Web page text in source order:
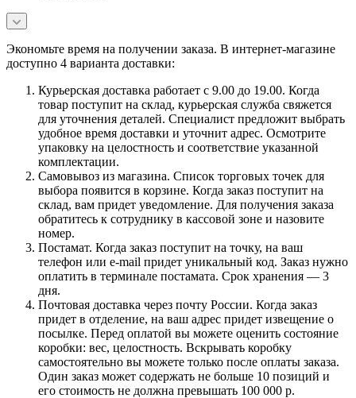
Экономьте время на получении заказа. В интернет-магазине
доступно 4 варианта доставки:
Курьерская доставка работает с 9.00 до 19.00. Когда
товар поступит на склад, курьерская служба свяжется
для уточнения деталей. Специалист предложит выбрать
удобное время доставки и уточнит адрес. Осмотрите
упаковку на целостность и соответствие указанной
комплектации.
Самовывоз из магазина. Список торговых точек для
выбора появится в корзине. Когда заказ поступит на
склад, вам придет уведомление. Для получения заказа
обратитесь к сотруднику в кассовой зоне и назовите
номер.
Постамат. Когда заказ поступит на точку, на ваш
телефон или e-mail придет уникальный код. Заказ нужно
оплатить в терминале постамата. Срок хранения — 3
дня.
Почтовая доставка через почту России. Когда заказ
придет в отделение, на ваш адрес придет извещение о
посылке. Перед оплатой вы можете оценить состояние
коробки: вес, целостность. Вскрывать коробку
самостоятельно вы можете только после оплаты заказа.
Один заказ может содержать не больше 10 позиций и
его стоимость не должна превышать 100 000 р.